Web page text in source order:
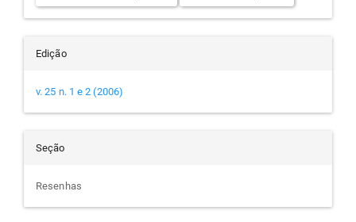
Edição
v. 25 n. 1 e 2 (2006)
Seção
Resenhas